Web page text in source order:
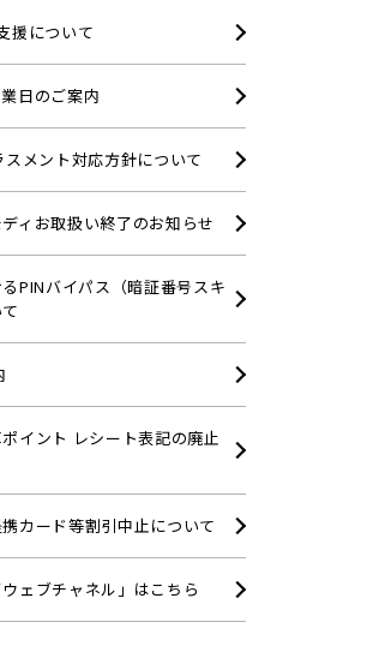
援について
日のご案内
メント対応方針について
ィお取扱い終了のお知らせ
PINバイパス（暗証番号スキ
イント レシート表記の廃止
カード等割引中止について
ェブチャネル」はこちら